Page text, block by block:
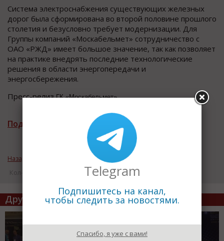
Система электроснабжения существующих железных
дорог была сформирована во второй половине прошлого
столетия и безусловно требует модернизации. Для
Группы компаний «Москабельмет» сотрудничество с
ОАО «РЖД» имеет большое значение, так как позволяет
на практике внедрять последние технологические
решения в области энергопередачи и
энергосбережения.
Пресс-релизГК «Москабельмет»
Подписаться на рассылку новостей
Назад к рубрике «Технологии и оборудование»
Кол-во просмотров: 16631
Другие статьи по теме
Telegram
Подпишитесь на канал,
чтобы следить за новостями.
Спасибо, я уже с вами!